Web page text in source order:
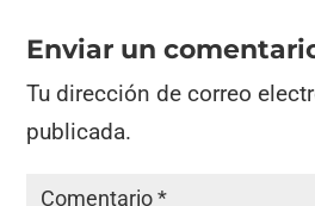
Enviar un
Tu dirección de correo
publicada.